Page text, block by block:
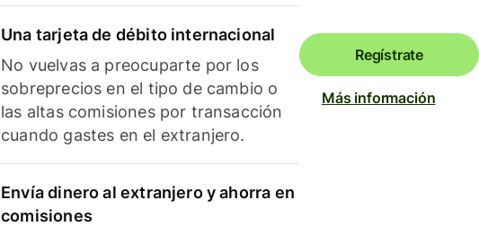
Una tarjeta de débito internacional
No vuelvas a preocuparte por los
sobreprecios en el tipo de cambio o
las altas comisiones por transacción
cuando gastes en el extranjero.
Envía dinero al extranjero y ahorra en
comisiones
Regístrate
Más información